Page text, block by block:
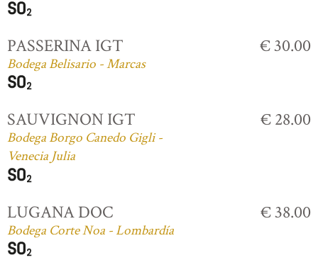
PASSERINA IGT
Bodega Belisario - Marcas
€ 30.00
SAUVIGNON IGT
Bodega Borgo Canedo Gigli -
Venecia Julia
€ 28.00
LUGANA DOC
Bodega Corte Noa - Lombardía
€ 38.00